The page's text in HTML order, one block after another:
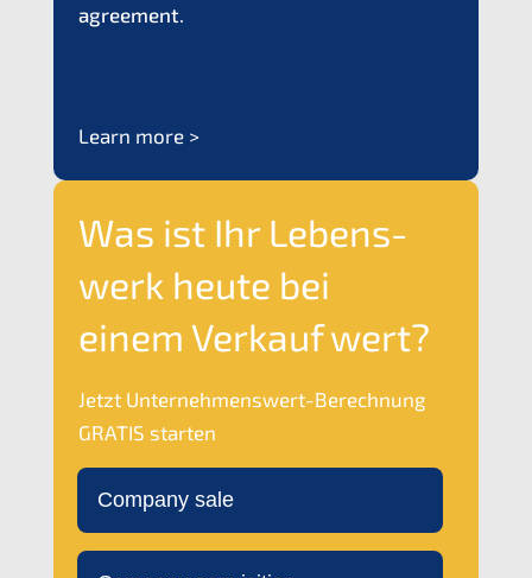
agree­ment
Learn more >
Was ist Ihr Lebens­
werk heute bei
einem Verkauf wert?
Jetzt Unter­neh­mens­wert-Berech­nung
GRATIS starten
Compa­ny sale